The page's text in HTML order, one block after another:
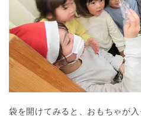
袋を開けてみると、おもちゃが